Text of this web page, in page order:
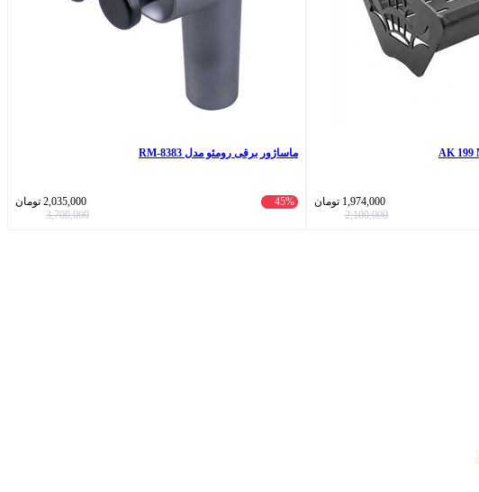
1,974,000 تومان
2,100,000
ماساژور برقی رومئو مدل RM-8383
45%
2,035,000 تومان
3,700,000